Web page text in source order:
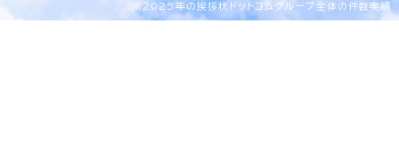
※2025年の挨拶状ドットコムグループ全体の件数実績